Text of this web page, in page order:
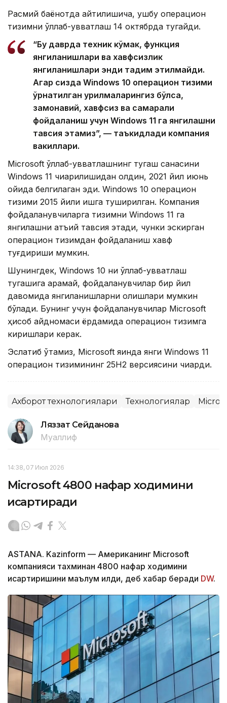
Расмий баёнотда айтилишича, ушбу операцион
тизимни қўллаб-қувватлаш 14 октябрда тугайди.
“Бу даврда техник кўмак, функция
янгиланишлари ва хавфсизлик
янгиланишлари энди тақдим этилмайди.
Агар сизда Windows 10 операцион тизими
ўрнатилган қурилмаларингиз бўлса,
замонавий, хавфсиз ва самарали
фойдаланиш учун Windows 11 га янгилашни
тавсия этамиз”, — таъкидлади компания
вакиллари.
Microsoft қўллаб-қувватлашнинг тугаш санасини
Windows 11 чиқарилишидан олдин, 2021 йил июнь
ойида белгилаган эди. Windows 10 операцион
тизими 2015 йили ишга туширилган. Компания
фойдаланувчиларга тизимни Windows 11 га
янгилашни қатъий тавсия этади, чунки эскирган
операцион тизимдан фойдаланиш хавф
туғдириши мумкин.
Шунингдек, Windows 10 ни қўллаб-қувватлаш
тугашига қарамай, фойдаланувчилар бир йил
давомида янгиланишларни олишлари мумкин
бўлади. Бунинг учун фойдаланувчилар Microsoft
ҳисоб қайдномаси ёрдамида операцион тизимга
киришлари керак.
Эслатиб ўтамиз, Microsoft яқинда янги Windows 11
операцион тизимининг 25H2 версиясини чиқарди.
Ахборот технологиялари Технологиялар
Ляззат Сейданова
Муаллиф
14:38, 07 Июл 2026
Microsoft 4800 нафар ходимини
қисқартиради
ASTANA. Kazinform — Американинг Microsoft
компанияси тахминан 4800 нафар ходимини
қисқартиришини маълум қилди, деб хабар беради DW.